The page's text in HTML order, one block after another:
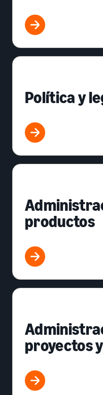
Política y
productos
proyectos